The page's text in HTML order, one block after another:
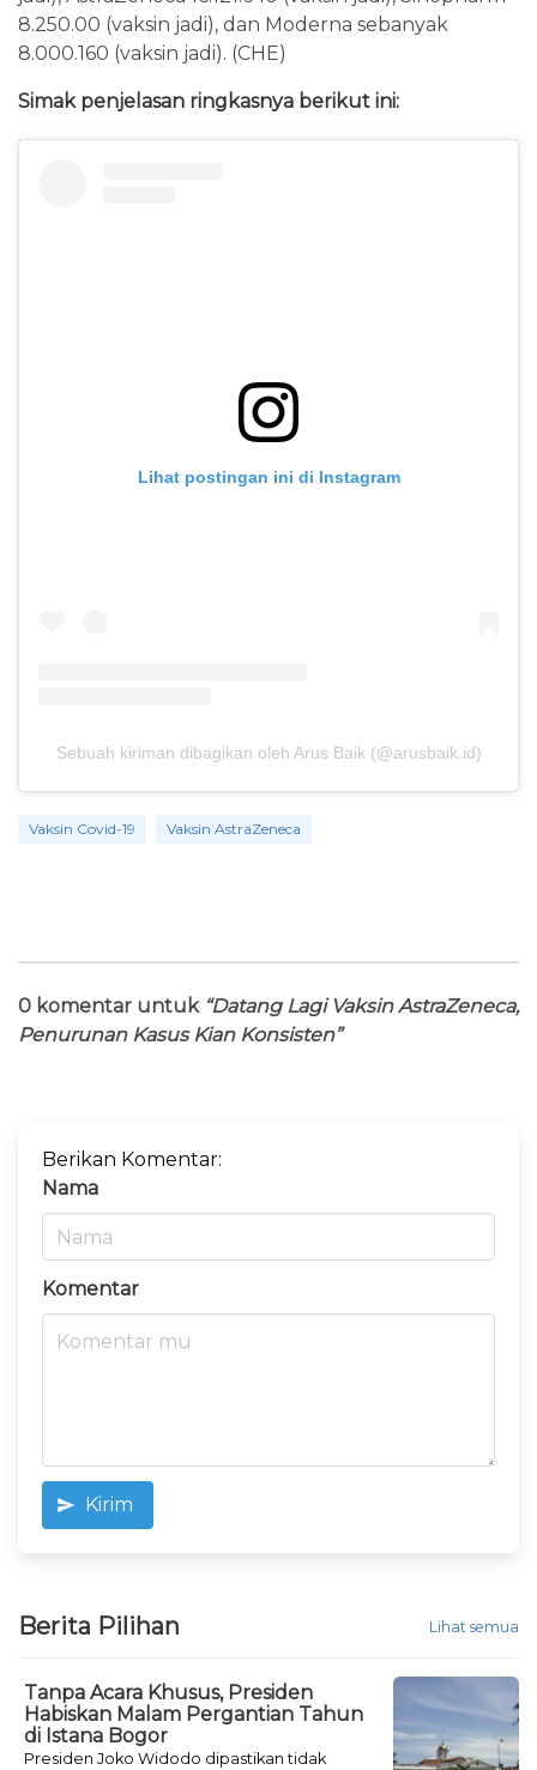
8.250.00 (vaksin jadi), dan Moderna sebanyak
8.000.160 (vaksin jadi). (CHE)
Simak penjelasan ringkasnya berikut ini:
Lihat postingan ini di Instagram
Sebuah kiriman dibagikan oleh Arus Baik (@arusbaik.id)
Vaksin Covid-19 Vaksin AstraZeneca
0 komentar untuk “Datang Lagi Vaksin AstraZeneca,
Penurunan Kasus Kian Konsisten”
Berikan Komentar:
Nama
Komentar
Kirim
Berita Pilihan Lihat semua
Tanpa Acara Khusus, Presiden
Habiskan Malam Pergantian Tahun
di Istana Bogor
Presiden Joko Widodo dipastikan tidak